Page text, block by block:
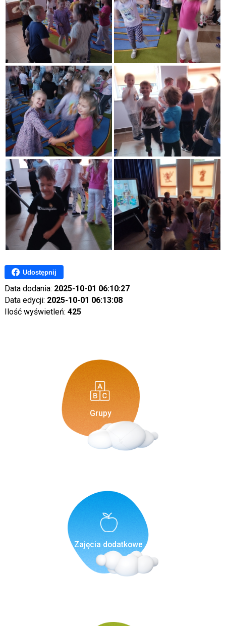
Udostępnij
Data dodania: 2025-10-01 06:10:27
Data edycji: 2025-10-01 06:13:08
Ilość wyświetleń: 425
Grupy
Zajęcia dodatkowe